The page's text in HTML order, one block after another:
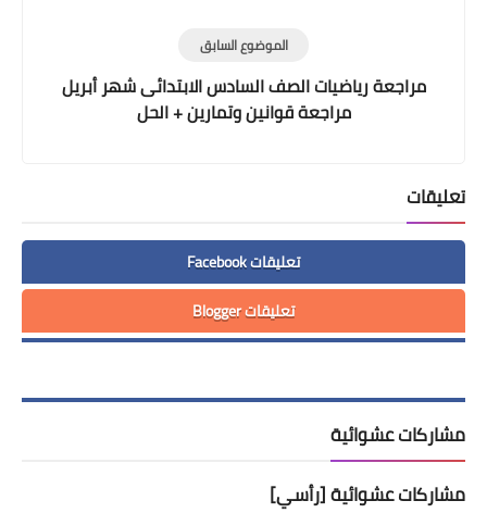
الموضوع السابق
مراجعة رياضيات الصف السادس الابتدائى شهر أبريل
مراجعة قوانين وتمارين + الحل
تعليقات
تعليقات Facebook
تعليقات Blogger
مشاركات عشوائية
مشاركات عشوائية [رأسي]